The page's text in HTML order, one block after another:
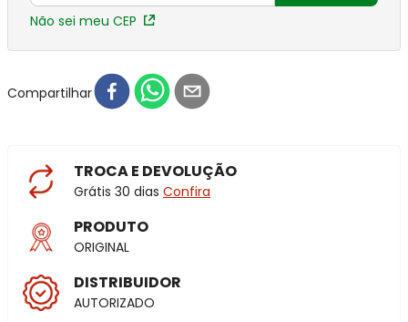
Não sei meu CEP
Compartilhar
TROCA E DEVOLUÇÃO
Grátis 30 dias Confira
PRODUTO
ORIGINAL
DISTRIBUIDOR
AUTORIZADO